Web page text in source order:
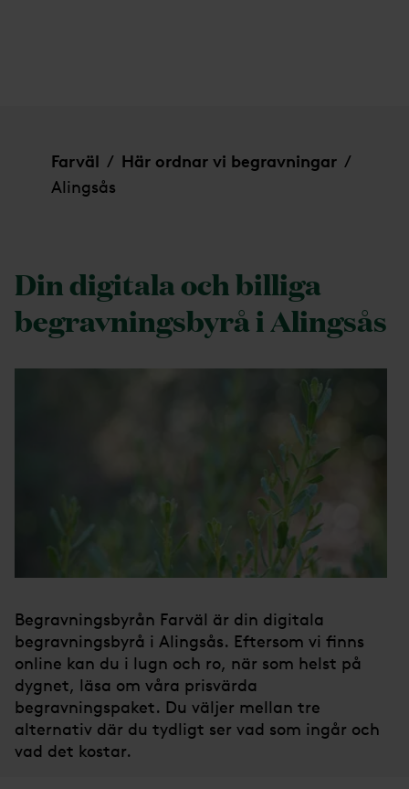
Farväl / Här ordnar vi begravningar /
Alingsås
Din digitala och billiga
begravningsbyrå i Alingsås
Begravningsbyrån Farväl är din digitala
begravningsbyrå i Alingsås. Eftersom vi finns
online kan du i lugn och ro, när som helst på
dygnet, läsa om våra prisvärda
begravningspaket. Du väljer mellan tre
alternativ där du tydligt ser vad som ingår och
vad det kostar.